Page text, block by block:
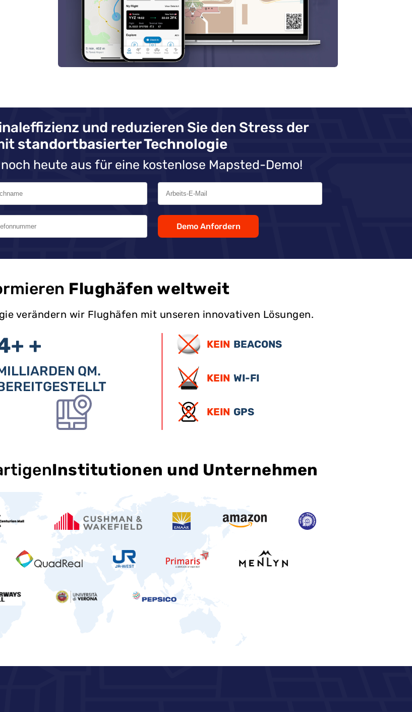
und reduzieren Sie den Stress der
standortbasierter Technologie
heute aus für eine kostenlose Mapsted-Demo!
Demo Anfordern
Flughäfen weltweit
verändern wir Flughäfen mit unseren innovativen Lösungen.
+
QM.
KEIN BEACONS
KEIN WI-FI
KEIN GPS
Institutionen und Unternehmen